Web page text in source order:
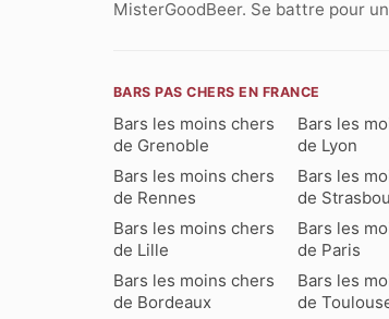
MisterGoodBeer. Se battre pour
BARS PAS CHERS EN FRANCE
Bars les moins chers
de Grenoble
Bars les
de Lyon
Bars les moins chers
de Rennes
Bars les
de
Bars les moins chers
de Lille
Bars les
de Paris
Bars les moins chers
de Bordeaux
Bars les
de